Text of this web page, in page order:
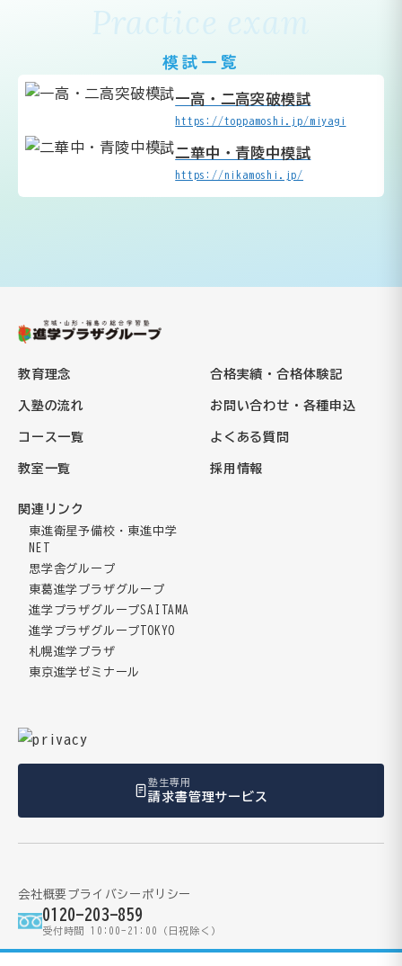
Practice exam
模試一覧
一高・二高突破模試
https://toppamoshi.jp/miyagi
二華中・青陵中模試
https://nikamoshi.jp/
教育理念
入塾の流れ
コース一覧
教室一覧
合格実績・合格体験記
お問い合わせ・各種申込
よくある質問
採用情報
関連リンク
東進衛星予備校・東進中学
NET
思学舎グループ
東葛進学プラザグループ
進学プラザグループSAITAMA
進学プラザグループTOKYO
札幌進学プラザ
東京進学ゼミナール
塾生専用
請求書管理サービス
会社概要プライバシーポリシー
0120-203-859
受付時間 10:00-21:00（日祝除く）